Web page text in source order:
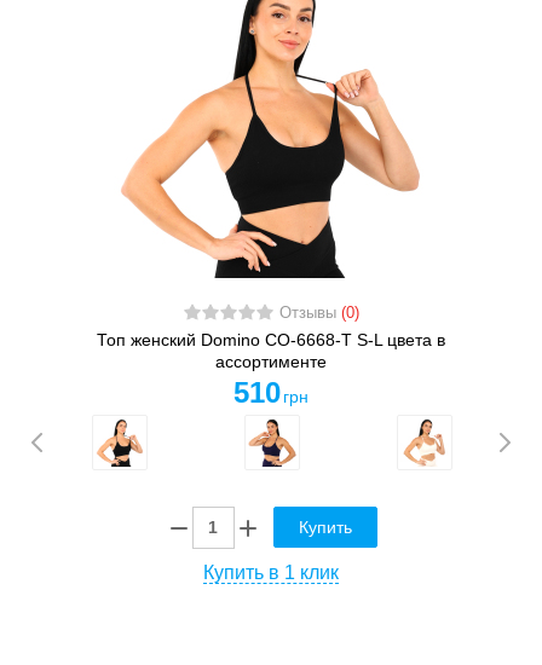
Отзывы (0)
Топ женский Domino CO-6668-T S-L цвета в
ассортименте
510 грн
Купить
Купить в 1 клик